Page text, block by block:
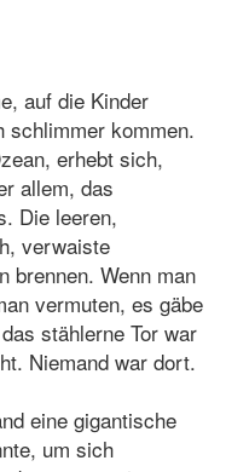
auf die Kinder
schlimmer kommen.
erhebt sich,
allem, das
Die leeren,
verwaiste
brennen. Wenn man
vermuten, es gäbe
stählerne Tor war
Niemand war dort.
eine gigantische
um sich